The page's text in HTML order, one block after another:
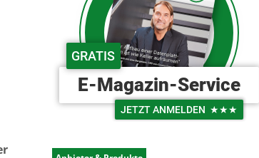
GRATIS
E-Magazin-Service
JETZT ANMELDEN ★★★